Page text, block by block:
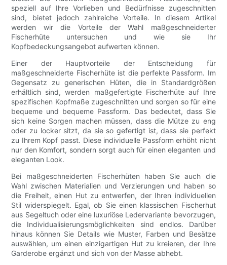
speziell auf Ihre Vorlieben und Bedürfnisse zugeschnitten
sind, bietet jedoch zahlreiche Vorteile. In diesem Artikel
werden wir die Vorteile der Wahl maßgeschneiderter
Fischerhüte untersuchen und wie sie Ihr
Kopfbedeckungsangebot aufwerten können.
Einer der Hauptvorteile der Entscheidung für
maßgeschneiderte Fischerhüte ist die perfekte Passform. Im
Gegensatz zu generischen Hüten, die in Standardgrößen
erhältlich sind, werden maßgefertigte Fischerhüte auf Ihre
spezifischen Kopfmaße zugeschnitten und sorgen so für eine
bequeme und bequeme Passform. Das bedeutet, dass Sie
sich keine Sorgen machen müssen, dass die Mütze zu eng
oder zu locker sitzt, da sie so gefertigt ist, dass sie perfekt
zu Ihrem Kopf passt. Diese individuelle Passform erhöht nicht
nur den Komfort, sondern sorgt auch für einen eleganten und
eleganten Look.
Bei maßgeschneiderten Fischerhüten haben Sie auch die
Wahl zwischen Materialien und Verzierungen und haben so
die Freiheit, einen Hut zu entwerfen, der Ihren individuellen
Stil widerspiegelt. Egal, ob Sie einen klassischen Fischerhut
aus Segeltuch oder eine luxuriöse Ledervariante bevorzugen,
die Individualisierungsmöglichkeiten sind endlos. Darüber
hinaus können Sie Details wie Muster, Farben und Besätze
auswählen, um einen einzigartigen Hut zu kreieren, der Ihre
Garderobe ergänzt und sich von der Masse abhebt.